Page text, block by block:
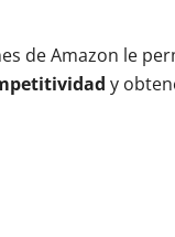
de Amazon le
y